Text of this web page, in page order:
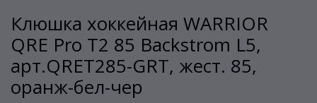
Клюшка хоккейная WARRIOR
QRE Pro T2 85 Backstrom L5,
арт.QRET285-GRT, жест. 85,
оранж-бел-чер